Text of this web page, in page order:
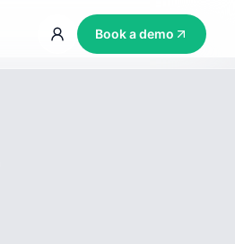
Book a demo